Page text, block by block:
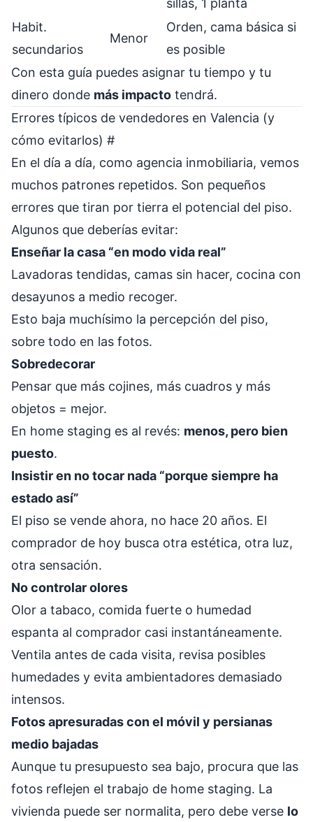
sillas, 1 planta
Habit.
secundarios
Menor
Orden, cama básica si
es posible
Con esta guía puedes asignar tu tiempo y tu
dinero donde más impacto tendrá.
Errores típicos de vendedores en Valencia (y
cómo evitarlos) #
En el día a día, como agencia inmobiliaria, vemos
muchos patrones repetidos. Son pequeños
errores que tiran por tierra el potencial del piso.
Algunos que deberías evitar:
Enseñar la casa “en modo vida real”
Lavadoras tendidas, camas sin hacer, cocina con
desayunos a medio recoger.
Esto baja muchísimo la percepción del piso,
sobre todo en las fotos.
Sobredecorar
Pensar que más cojines, más cuadros y más
objetos = mejor.
En home staging es al revés: menos, pero bien
puesto.
Insistir en no tocar nada “porque siempre ha
estado así”
El piso se vende ahora, no hace 20 años. El
comprador de hoy busca otra estética, otra luz,
otra sensación.
No controlar olores
Olor a tabaco, comida fuerte o humedad
espanta al comprador casi instantáneamente.
Ventila antes de cada visita, revisa posibles
humedades y evita ambientadores demasiado
intensos.
Fotos apresuradas con el móvil y persianas
medio bajadas
Aunque tu presupuesto sea bajo, procura que las
fotos reflejen el trabajo de home staging. La
vivienda puede ser normalita, pero debe verse lo